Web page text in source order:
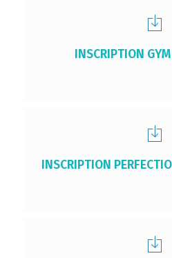
INSCRIPTION
INSCRIPTION